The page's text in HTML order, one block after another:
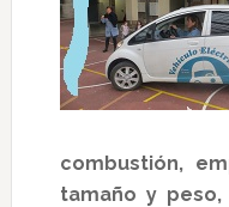
combustión,
tamaño y